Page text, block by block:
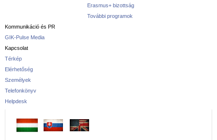
Erasmus+ bizottság
További programok
Kommunikáció és PR
GIK-Pulse Media
Kapcsolat
Térkép
Elérhetőség
Személyek
Telefonkönyv
Helpdesk